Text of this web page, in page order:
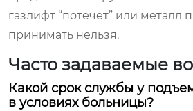
газлифт “потечет” или металл
принимать нельзя.
Часто задаваемые
Какой срок службы у
в условиях больницы?